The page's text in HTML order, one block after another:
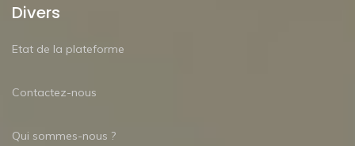
Divers
Etat de la plateforme
Contactez-nous
Qui sommes-nous ?